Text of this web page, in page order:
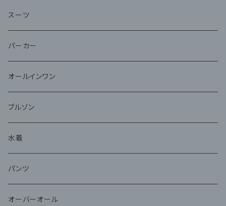
スーツ
パーカー
オールインワン
ブルゾン
水着
パンツ
オーバーオール